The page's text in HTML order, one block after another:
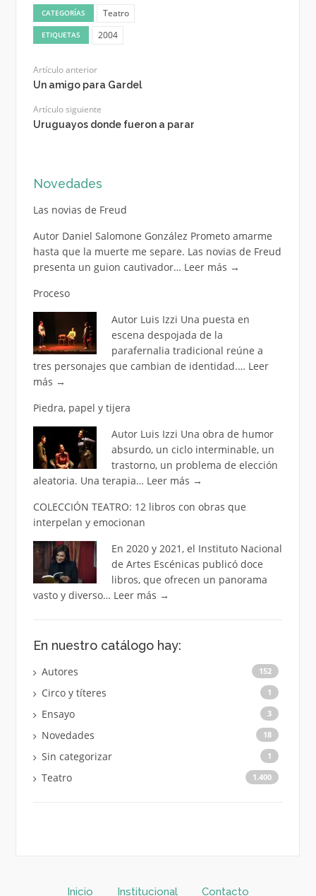
CATEGORÍAS Teatro
ETIQUETAS 2004
Artículo anterior
Un amigo para Gardel
Artículo siguiente
Uruguayos donde fueron a parar
Novedades
Las novias de Freud
Autor Daniel Salomone González Prometo amarme
hasta que la muerte me separe. Las novias de Freud
presenta un guion cautivador… Leer más →
Proceso
Autor Luis Izzi Una puesta en
escena despojada de la
parafernalia tradicional reúne a
tres personajes que cambian de identidad.… Leer
más →
Piedra, papel y tijera
Autor Luis Izzi Una obra de humor
absurdo, un ciclo interminable, un
trastorno, un problema de elección
aleatoria. Una terapia… Leer más →
COLECCIÓN TEATRO: 12 libros con obras que
interpelan y emocionan
En 2020 y 2021, el Instituto Nacional
de Artes Escénicas publicó doce
libros, que ofrecen un panorama
vasto y diverso… Leer más →
En nuestro catálogo hay:
Autores 152
Circo y títeres 1
Ensayo 3
Novedades 18
Sin categorizar 1
Teatro 1.400
Inicio Institucional Contacto